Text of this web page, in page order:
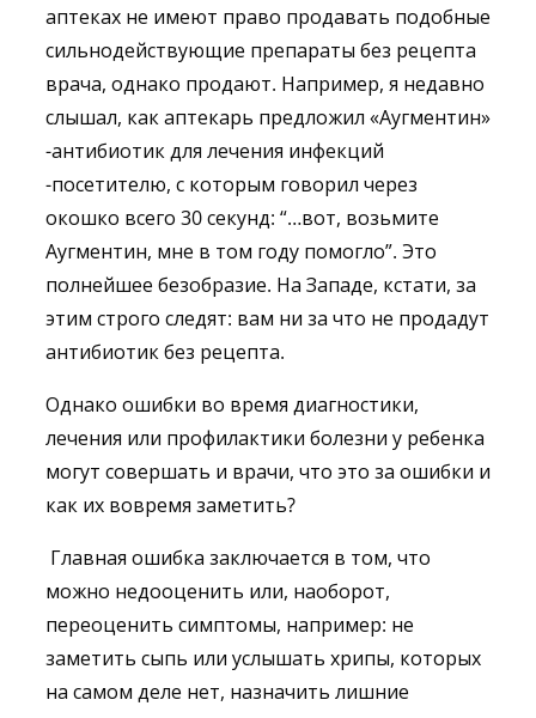
аптеках не имеют право продавать подобные
сильнодействующие препараты без рецепта
врача, однако продают. Например, я недавно
слышал, как аптекарь предложил «Аугментин»
-антибиотик для лечения инфекций
-посетителю, с которым говорил через
окошко всего 30 секунд: “…вот, возьмите
Аугментин, мне в том году помогло”. Это
полнейшее безобразие. На Западе, кстати, за
этим строго следят: вам ни за что не продадут
антибиотик без рецепта.
Однако ошибки во время диагностики,
лечения или профилактики болезни у ребенка
могут совершать и врачи, что это за ошибки и
как их вовремя заметить?
Главная ошибка заключается в том, что
можно недооценить или, наоборот,
переоценить симптомы, например: не
заметить сыпь или услышать хрипы, которых
на самом деле нет, назначить лишние